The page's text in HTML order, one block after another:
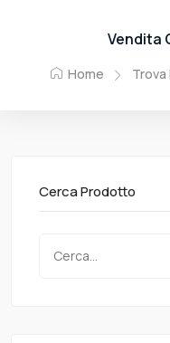
Vendita
Home Trova
Cerca Prodotto